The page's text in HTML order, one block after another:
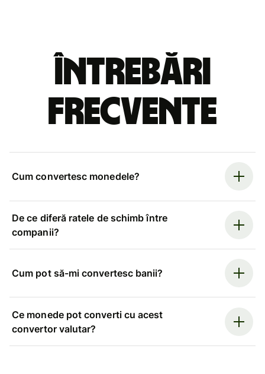
Întrebări
frecvente
Cum convertesc monedele?
De ce diferă ratele de schimb între
companii?
Cum pot să-mi convertesc banii?
Ce monede pot converti cu acest
convertor valutar?